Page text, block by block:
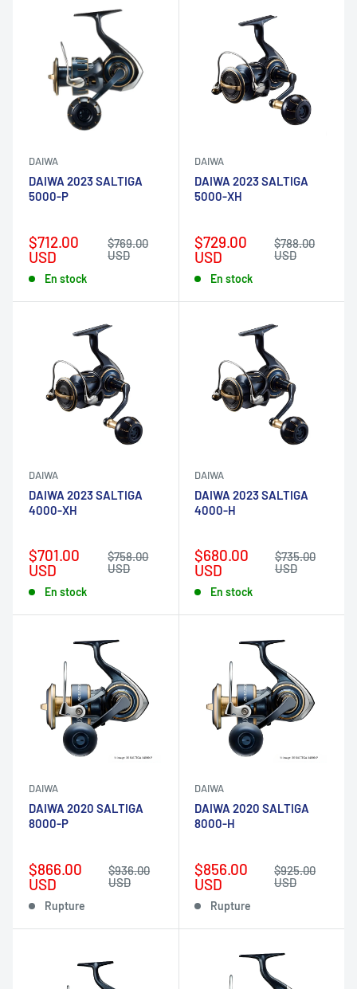
DAIWA
DAIWA 2023 SALTIGA
5000-P
Prix
réduit
$712.00
USD
Prix
normal
$769.00
USD
En stock
DAIWA
DAIWA 2023 SALTIGA
5000-XH
Prix
réduit
$729.00
USD
Prix
normal
$788.00
USD
En stock
DAIWA
DAIWA 2023 SALTIGA
4000-XH
Prix
réduit
$701.00
USD
Prix
normal
$758.00
USD
En stock
DAIWA
DAIWA 2023 SALTIGA
4000-H
Prix
réduit
$680.00
USD
Prix
normal
$735.00
USD
En stock
DAIWA
DAIWA 2020 SALTIGA
8000-P
Prix
réduit
$866.00
USD
Prix
normal
$936.00
USD
Rupture
DAIWA
DAIWA 2020 SALTIGA
8000-H
Prix
réduit
$856.00
USD
Prix
normal
$925.00
USD
Rupture